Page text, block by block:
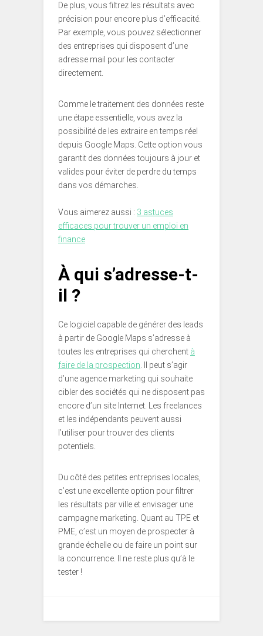
De plus, vous filtrez les résultats avec
précision pour encore plus d’efficacité.
Par exemple, vous pouvez sélectionner
des entreprises qui disposent d’une
adresse mail pour les contacter
directement.
Comme le traitement des données reste
une étape essentielle, vous avez la
possibilité de les extraire en temps réel
depuis Google Maps. Cette option vous
garantit des données toujours à jour et
valides pour éviter de perdre du temps
dans vos démarches.
Vous aimerez aussi : 3 astuces
efficaces pour trouver un emploi en
finance
À qui s’adresse-t-
il ?
Ce logiciel capable de générer des leads
à partir de Google Maps s’adresse à
toutes les entreprises qui cherchent à
faire de la prospection . Il peut s’agir
d’une agence marketing qui souhaite
cibler des sociétés qui ne disposent pas
encore d’un site Internet. Les freelances
et les indépendants peuvent aussi
l’utiliser pour trouver des clients
potentiels.
Du côté des petites entreprises locales,
c’est une excellente option pour filtrer
les résultats par ville et envisager une
campagne marketing. Quant au TPE et
PME, c’est un moyen de prospecter à
grande échelle ou de faire un point sur
la concurrence. Il ne reste plus qu’à le
tester !